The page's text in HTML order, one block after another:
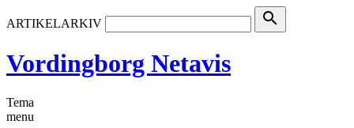
ARTIKELARKIV search
Vordingborg Netavis
Tema
menu